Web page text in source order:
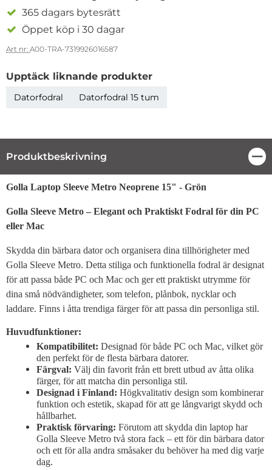
365 dagars bytesrätt
Öppet köp i 30 dagar
Art nr: A00-TRA-7319926016587
Upptäck liknande produkter
Datorfodral Datorfodral 15 tum
Produktbeskrivning
Produktbeskrivning
Golla Laptop Sleeve Metro Neoprene 15" - Grön
Golla Sleeve Metro – Elegant och Praktiskt Fodral för din PC
eller Mac
Skydda din bärbara dator och organisera dina tillhörigheter med
Golla Sleeve Metro. Detta stiliga och funktionella fodral är designat
för att passa både PC och Mac och ger ett praktiskt utrymme för
dina små nödvändigheter, som telefon, plånbok, nycklar och
laddare. Finns i åtta trendiga färger för att passa din personliga stil.
Huvudfunktioner:
Kompatibilitet: Designad för både PC och Mac, vilket gör
den perfekt för de flesta bärbara datorer.
Färgval: Välj din favorit från ett brett utbud av åtta olika
färger, för att matcha din personliga stil.
Designad i Finland: Högkvalitativ design som kombinerar
funktion och estetik, skapad för att ge långvarigt skydd och
hållbarhet.
Praktisk förvaring: Förutom att skydda din laptop har
Golla Sleeve Metro två stora fack – ett för din bärbara dator
och ett för alla andra småsaker du behöver ha med dig varje
dag.